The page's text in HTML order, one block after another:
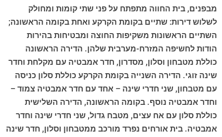
מבפנים, בית החווה מתפתח על פני שתי קומות ומחולק
לשלוש דירות: שתיים בקומת הקרקע ואחת בקומה הראשונה;
השתיים הראשונות משקיפות החוצה ומבטיחות בהירות
הודות לחשיפה המזרח-מערבית שלהן. הדירה הראשונה
כוללת מטבחון וסלון, מסדרון, חדר אמבטיה עם מקלחת וחדר
שינה זוגי. הדירה השנייה בקומת הקרקע כוללת סלון כניסה
עם מטבחון, שני חדרי שינה – אחד עם חדר אמבטיה צמוד –
וחדר אמבטיה נוסף. בקומה הראשונה, הדירה השלישית
כוללת סלון עם אח עצים, מטבח גדול, שני חדרי שינה וחדר
אמבטיה. בית אורחים נפרד מורכב ממטבחון וסלון, חדר שינה